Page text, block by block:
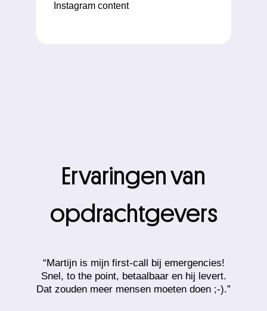
Instagram content
Ervaringen van
opdrachtgevers
“Martijn is mijn first-call bij emergencies!
Snel, to the point, betaalbaar en hij levert.
Dat zouden meer mensen moeten doen ;-).”